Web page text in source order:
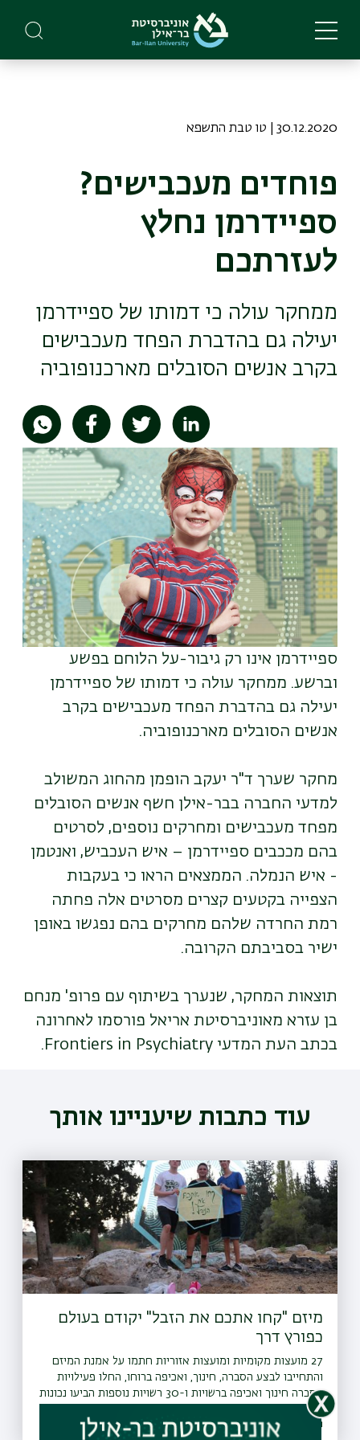
main
30.12.2020 | טו טבת התשפא
פוחדים מעכבישים?
ספיידרמן נחלץ
לעזרתכם
ממחקר עולה כי דמותו של ספיידרמן
יעילה גם בהדברת הפחד מעכבישים
בקרב אנשים הסובלים מארכנופוביה
תמונה
ספיידרמן אינו רק גיבור-על הלוחם בפשע
וברשע. ממחקר עולה כי דמותו של ספיידרמן
יעילה גם בהדברת הפחד מעכבישים בקרב
אנשים הסובלים מארכנופוביה.
מחקר שערך ד"ר יעקב הופמן מהחוג המשולב
למדעי החברה בבר-אילן חשף אנשים הסובלים
מפחד מעכבישים ומחרקים נוספים, לסרטים
בהם מככבים ספיידרמן – איש העכביש, ואנטמן
- איש הנמלה. הממצאים הראו כי בעקבות
הצפייה בקטעים קצרים מסרטים אלה פחתה
רמת החרדה שלהם מחרקים בהם נפגשו באופן
ישיר בסביבתם הקרובה.
תוצאות המחקר, שנערך בשיתוף עם פרופ' מנחם
בן עזרא מאוניברסיטת אריאל פורסמו לאחרונה
בכתב העת המדעי Frontiers in Psychiatry.
עוד כתבות שיעניינו אותך
מיזם "קחו אתכם את הזבל" יקודם בעולם
כפורץ דרך
27 מועצות מקומיות ומועצות אזוריות חתמו על אמנת המיזם
והתחייבו לבצע הסברה, חינוך, ואכיפה ברוחו, החלו פעילויות
הסברה חינוך ואכיפה ברשויות ו-30 רשויות נוספות הביעו נכונות
להצטרף גם הן למיזם
26.07.2021 | טז אב